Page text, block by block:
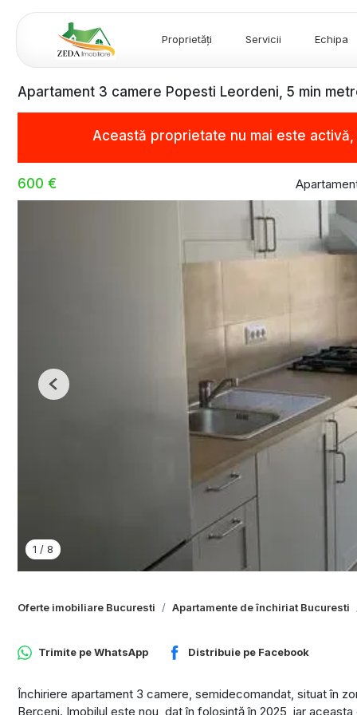
Proprietăți Servicii Echipa
Apartament 3 camere Popesti Leordeni, 5 min
Această proprietate nu mai este activă,
600 €
1 / 8
Previous
Oferte imobiliare Bucuresti Apartamente de închiriat Bucuresti
Trimite peWhatsApp Distribuie pe Facebook
Închiriere apartament 3 camere, semidecomandat, situat în
Berceni. Imobilul este nou, dat în folosință în 2025, iar